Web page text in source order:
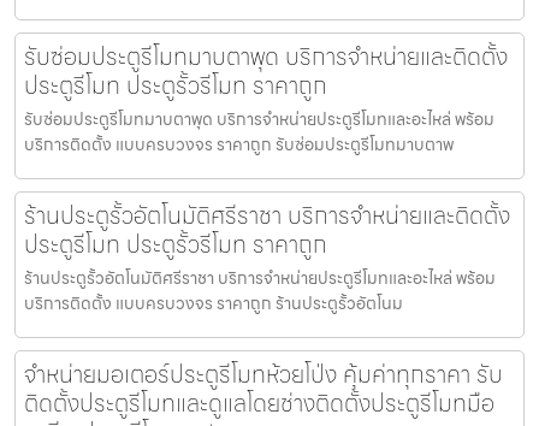
รับซ่อมประตูรีโมทมาบตาพุด บริการจำหน่ายและติดตั้ง
ประตูรีโมท ประตูรั้วรีโมท ราคาถูก
รับซ่อมประตูรีโมทมาบตาพุด บริการจำหน่ายประตูรีโมทและอะไหล่ พร้อม
บริการติดตั้ง แบบครบวงจร ราคาถูก รับซ่อมประตูรีโมทมาบตาพ
ร้านประตูรั้วอัตโนมัติศรีราชา บริการจำหน่ายและติดตั้ง
ประตูรีโมท ประตูรั้วรีโมท ราคาถูก
ร้านประตูรั้วอัตโนมัติศรีราชา บริการจำหน่ายประตูรีโมทและอะไหล่ พร้อม
บริการติดตั้ง แบบครบวงจร ราคาถูก ร้านประตูรั้วอัตโนม
จำหน่ายมอเตอร์ประตูรีโมทห้วยโป่ง คุ้มค่าทุกราคา รับ
ติดตั้งประตูรีโมทและดูแลโดยช่างติดตั้งประตูรีโมทมือ